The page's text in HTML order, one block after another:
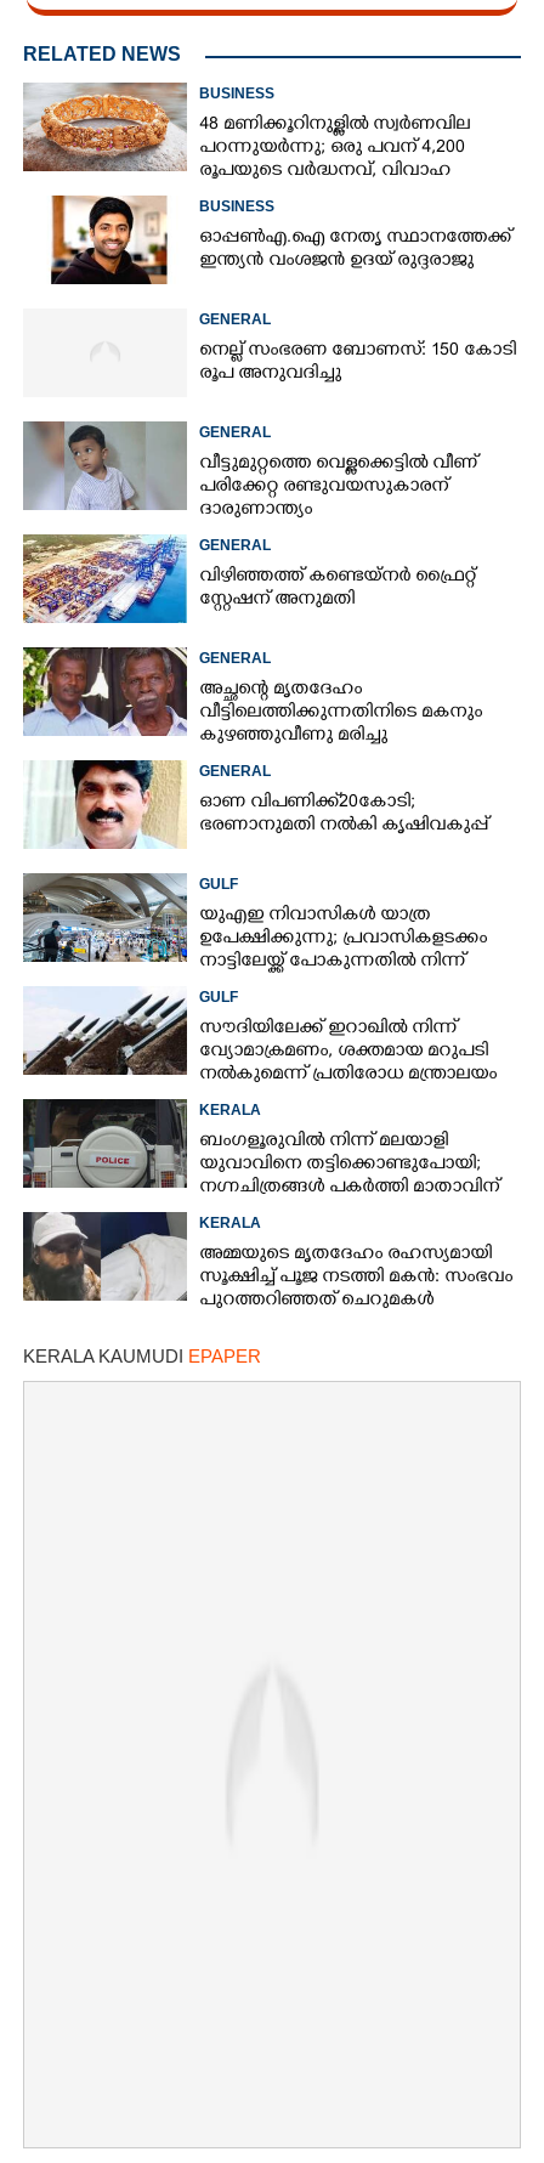
RELATED NEWS
BUSINESS
48 മണിക്കൂറിനുള്ളിൽ സ്വർണവില
പറന്നുയർന്നു; ഒരു പവന് 4,200
രൂപയുടെ വർദ്ധനവ്, വിവാഹ
BUSINESS
ഓപ്പൺഎ.ഐ നേതൃ സ്ഥാനത്തേക്ക്
ഇന്ത്യൻ വംശജൻ ഉദയ് രുദ്ദരാജു
GENERAL
നെല്ല് സംഭരണ ബോണസ്: 150 കോടി
രൂപ അനുവദിച്ചു
GENERAL
വീട്ടുമുറ്റത്തെ വെള്ളക്കെട്ടിൽ വീണ്
പരിക്കേറ്റ രണ്ടുവയസുകാരന്
ദാരുണാന്ത്യം
GENERAL
വിഴിഞ്ഞത്ത് കണ്ടെയ്നർ ഫ്രൈറ്റ്
സ്റ്റേഷന് അനുമതി
GENERAL
അച്ഛന്റെ മൃതദേഹം
വീട്ടിലെത്തിക്കുന്നതിനിടെ മകനും
കുഴഞ്ഞുവീണു മരിച്ചു
GENERAL
ഓണ വിപണിക്ക് 20കോടി;
ഭരണാനുമതി നൽകി കൃഷിവകുപ്പ്
GULF
യുഎഇ നിവാസികൾ യാത്ര
ഉപേക്ഷിക്കുന്നു; പ്രവാസികളടക്കം
നാട്ടിലേയ്ക്ക് പോകുന്നതിൽ നിന്ന്
GULF
സൗദിയിലേക്ക് ഇറാഖിൽ നിന്ന്
വ്യോമാക്രമണം,​ ശക്തമായ മറുപടി
നൽകുമെന്ന് പ്രതിരോധ മന്ത്രാലയം
KERALA
ബംഗളൂരുവിൽ നിന്ന് മലയാളി
യുവാവിനെ തട്ടിക്കൊണ്ടുപോയി;
നഗ്നചിത്രങ്ങൾ പകർത്തി മാതാവിന്
KERALA
അമ്മയുടെ മൃതദേഹം രഹസ്യമായി
സൂക്ഷിച്ച് പൂജ നടത്തി മകൻ: സംഭവം
പുറത്തറി‌ഞ്ഞത് ചെറുമകൾ
KERALA KAUMUDI EPAPER